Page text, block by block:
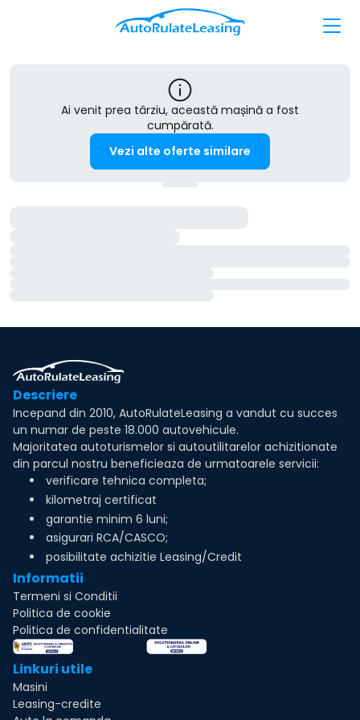
Ai venit prea târziu, această mașină a fost
cumpărată.
Vezi alte oferte similare
Descriere
Incepand din 2010, AutoRulateLeasing a vandut cu succes
un numar de peste 18.000 autovehicule.
Majoritatea autoturismelor si autoutilitarelor achizitionate
din parcul nostru beneficieaza de urmatoarele servicii:
verificare tehnica completa;
kilometraj certificat
garantie minim 6 luni;
asigurari RCA/CASCO;
posibilitate achizitie Leasing/Credit
Informatii
Termeni si Conditii
Politica de cookie
Politica de confidentialitate
Linkuri utile
Masini
Leasing-credite